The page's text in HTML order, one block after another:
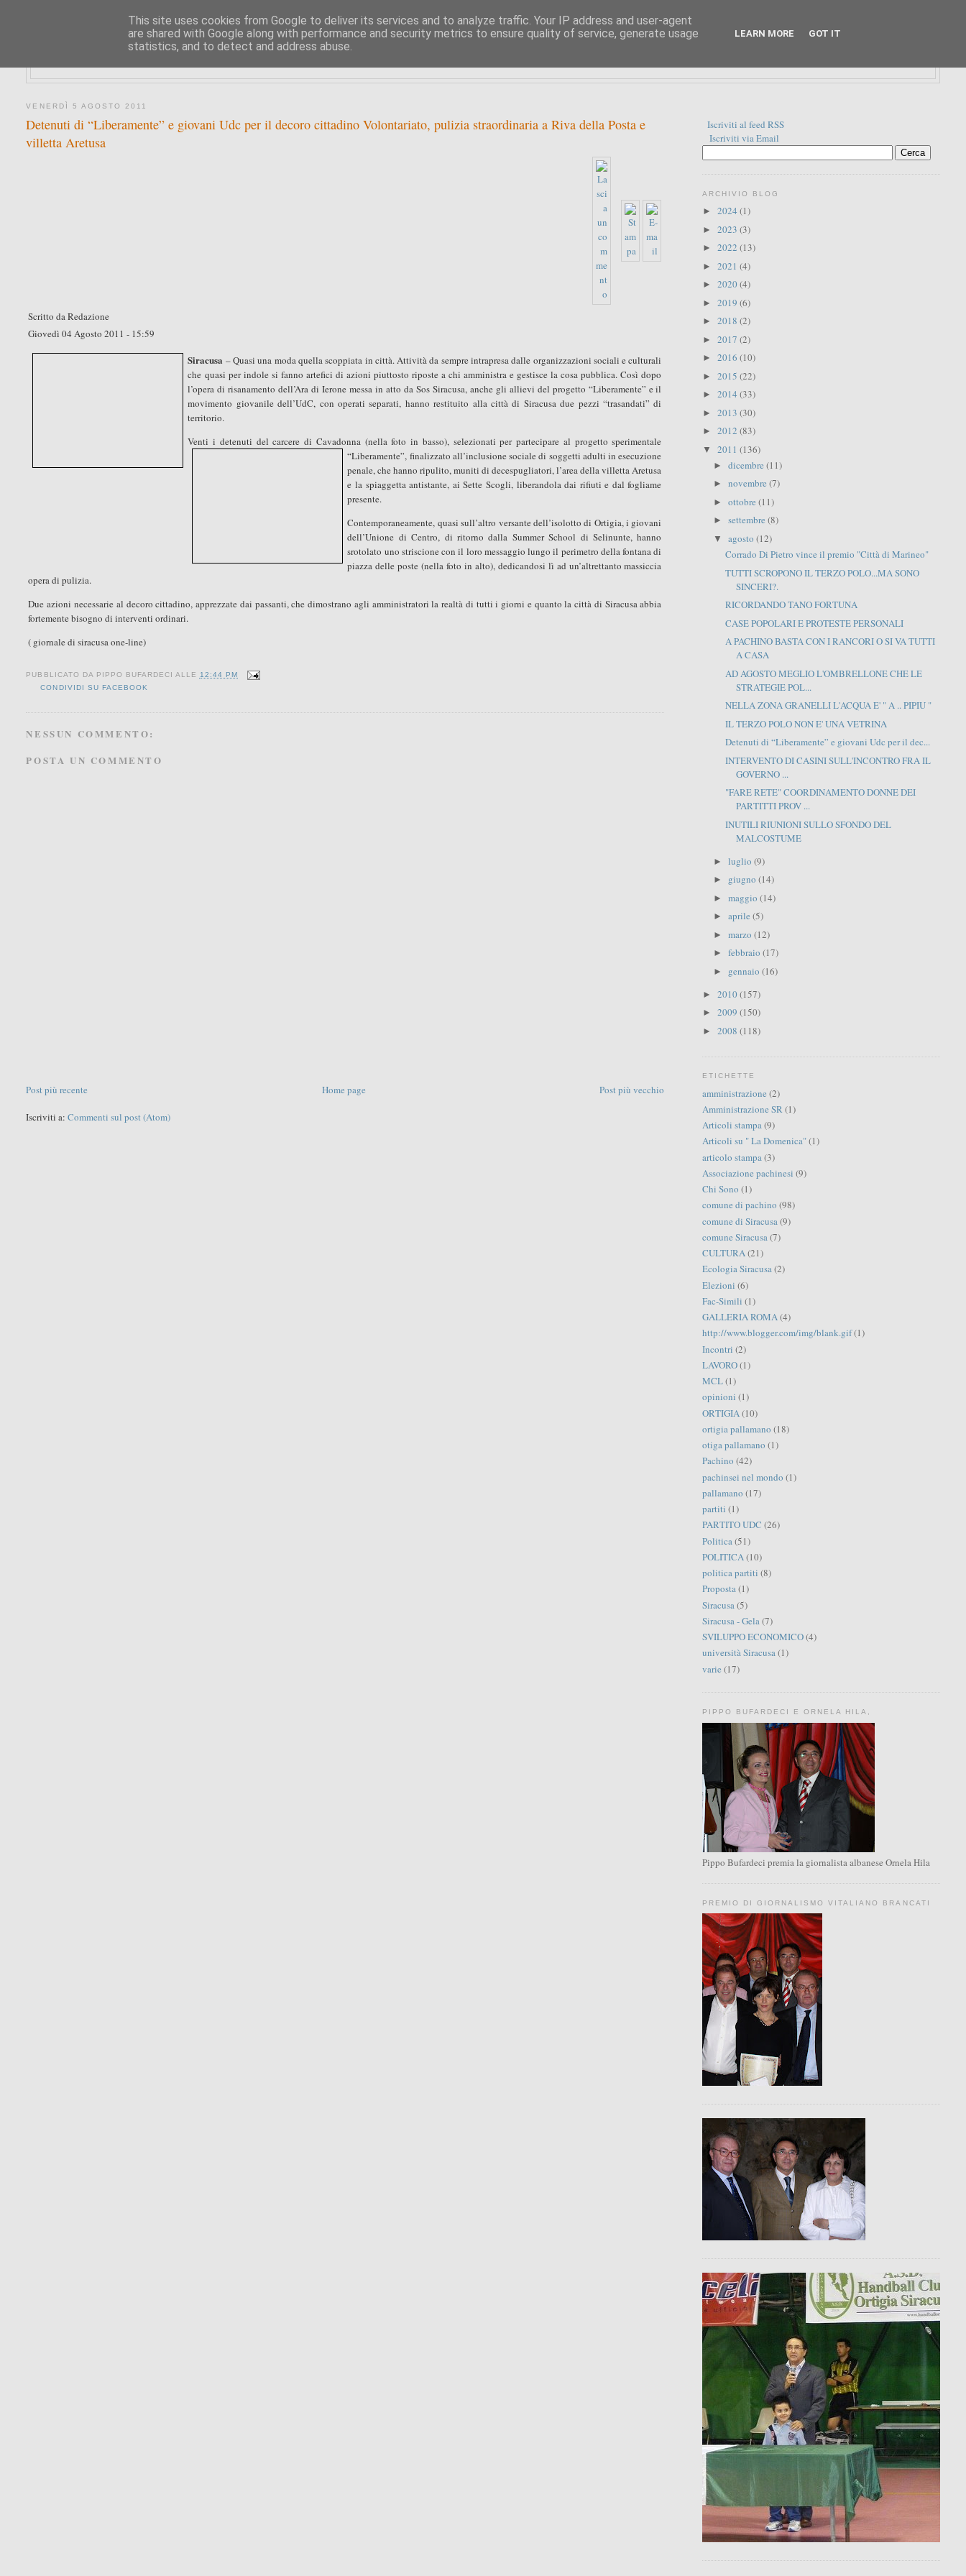
PIPPO BUFARDECI
VENERDÌ 5 AGOSTO 2011
Detenuti di “Liberamente” e giovani Udc per il decoro cittadino Volontariato, pulizia straordinaria a Riva della Posta e
villetta Aretusa
Scritto da Redazione
Giovedì 04 Agosto 2011 - 15:59
Siracusa – Quasi una moda quella scoppiata in città. Attività da sempre intrapresa dalle organizzazioni sociali e culturali
che quasi per indole si fanno artefici di azioni piuttosto riposte a chi amministra e gestisce la cosa pubblica. Così dopo
l’opera di risanamento dell’Ara di Ierone messa in atto da Sos Siracusa, anche gli allievi del progetto “Liberamente” e il
movimento giovanile dell’UdC, con operati separati, hanno restituito alla città di Siracusa due pezzi “trasandati” di
territorio.
Venti i detenuti del carcere di Cavadonna (nella foto in basso), selezionati per partecipare al progetto sperimentale
“Liberamente”, finalizzato all’inclusione sociale di soggetti adulti in esecuzione
penale, che hanno ripulito, muniti di decespugliatori, l’area della villetta Aretusa
e la spiaggetta antistante, ai Sette Scogli, liberandola dai rifiuti e dal fogliame
presente.
Contemporaneamente, quasi sull’altro versante dell’isolotto di Ortigia, i giovani
dell’Unione di Centro, di ritorno dalla Summer School di Selinunte, hanno
srotolato uno striscione con il loro messaggio lungo il perimetro della fontana di
piazza delle poste (nella foto in alto), dedicandosi lì ad un’altrettanto massiccia
opera di pulizia.
Due azioni necessarie al decoro cittadino, apprezzate dai passanti, che dimostrano agli amministratori la realtà di tutti i giorni e quanto la città di Siracusa abbia
fortemente bisogno di interventi ordinari.
( giornale di siracusa one-line)
PUBBLICATO DA PIPPO BUFARDECI ALLE 12:44 PM
CONDIVIDI SU FACEBOOK
NESSUN COMMENTO:
POSTA UN COMMENTO
Post più recente Post più vecchio
Home page
Iscriviti a:Commenti sul post (Atom)
Iscriviti al feed RSS
Iscriviti via Email
ARCHIVIO BLOG
► 2024 (1)
► 2023 (3)
► 2022 (13)
► 2021 (4)
► 2020 (4)
► 2019 (6)
► 2018 (2)
► 2017 (2)
► 2016 (10)
► 2015 (22)
► 2014 (33)
► 2013 (30)
► 2012 (83)
▼ 2011 (136)
►dicembre(11)
►novembre(7)
►ottobre(11)
►settembre(8)
▼agosto(12)
Corrado Di Pietro vince il premio "Città di Marineo"
TUTTI SCROPONO IL TERZO POLO...MA SONO
SINCERI?.
RICORDANDO TANO FORTUNA
CASE POPOLARI E PROTESTE PERSONALI
A PACHINO BASTA CON I RANCORI O SI VA TUTTI
A CASA
AD AGOSTO MEGLIO L'OMBRELLONE CHE LE
STRATEGIE POL...
NELLA ZONA GRANELLI L'ACQUA E' " A .. PIPIU "
IL TERZO POLO NON E' UNA VETRINA
Detenuti di “Liberamente” e giovani Udc per il dec...
INTERVENTO DI CASINI SULL'INCONTRO FRA IL
GOVERNO ...
"FARE RETE" COORDINAMENTO DONNE DEI
PARTITTI PROV ...
INUTILI RIUNIONI SULLO SFONDO DEL
MALCOSTUME
►luglio(9)
► giugno(14)
►maggio(14)
►aprile(5)
►marzo(12)
►febbraio(17)
► gennaio(16)
► 2010 (157)
► 2009 (150)
► 2008 (118)
ETICHETTE
amministrazione (2)
Amministrazione SR(1)
Articoli stampa(9)
Articoli su " La Domenica"(1)
articolo stampa(3)
Associazione pachinesi (9)
Chi Sono (1)
comune di pachino (98)
comune di Siracusa(9)
comune Siracusa(7)
CULTURA(21)
Ecologia Siracusa(2)
Elezioni (6)
Fac-Simili (1)
GALLERIA ROMA(4)
http://www.blogger.com/img/blank.gif(1)
Incontri (2)
LAVORO(1)
MCL(1)
opinioni (1)
ORTIGIA(10)
ortigia pallamano (18)
otiga pallamano (1)
Pachino (42)
pachinsei nel mondo (1)
pallamano (17)
partiti (1)
PARTITO UDC (26)
Politica(51)
POLITICA(10)
politica partiti (8)
Proposta(1)
Siracusa(5)
Siracusa - Gela(7)
SVILUPPO ECONOMICO(4)
università Siracusa(1)
varie (17)
PIPPO BUFARDECI E ORNELA HILA,
Pippo Bufardeci premia la giornalista albanese Ornela Hila
PREMIO DI GIORNALISMO VITALIANO BRANCATI
This site uses cookies from Google to deliver its services and to analyze traffic. Your IP address and user-agent
are shared with Google along with performance and security metrics to ensure quality of service, generate usage
statistics, and to detect and address abuse.
LEARN MORE GOT IT